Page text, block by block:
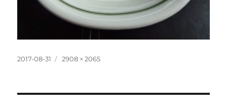
Publié
2017-08-31
Taille
2908 × 2065